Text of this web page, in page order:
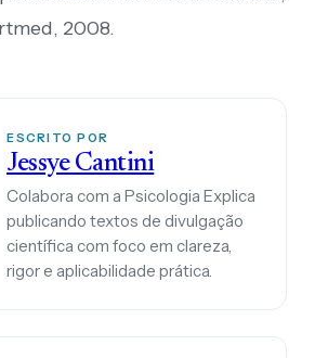
2008.
ESCRITO POR
Jessye Cantini
Colabora com a Psicologia Explica
publicando textos de divulgação
científica com foco em clareza,
rigor e aplicabilidade prática.